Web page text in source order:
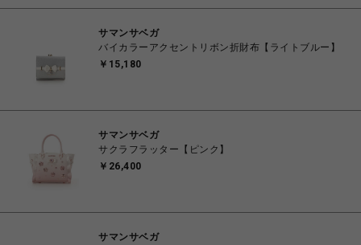
サマンサベガ
バイカラーアクセントリボン折財布【ライトブルー】
￥15,180
サマンサベガ
サクラフラッター【ピンク】
￥26,400
サマンサベガ